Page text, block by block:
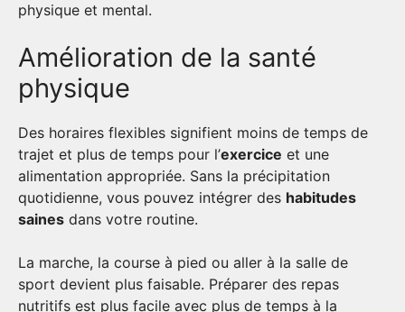
physique et mental.
Amélioration de la santé
physique
Des horaires flexibles signifient moins de temps de
trajet et plus de temps pour l’exercice et une
alimentation appropriée. Sans la précipitation
quotidienne, vous pouvez intégrer des habitudes
saines dans votre routine.
La marche, la course à pied ou aller à la salle de
sport devient plus faisable. Préparer des repas
nutritifs est plus facile avec plus de temps à la